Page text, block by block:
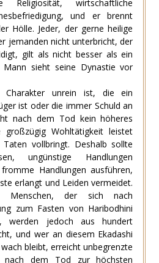
wirtschaftliche
und er brennt
Hölle. Jeder, der gerne heilige
jemanden nicht unterbricht, der
gilt als nicht besser als ein
Mann sieht seine Dynastie vor
Charakter unrein ist, die ein
ist oder die immer Schuld an
nach dem Tod kein höheres
Wohltätigkeit leistet
vollbringt. Deshalb sollte
ungünstige Handlungen
Handlungen ausführen,
erlangt und Leiden vermeidet.
Menschen, der sich nach
zum Fasten von Haribodhini
werden jedoch aus hundert
und wer an diesem Ekadashi
bleibt, erreicht unbegrenzte
nach dem Tod zur höchsten